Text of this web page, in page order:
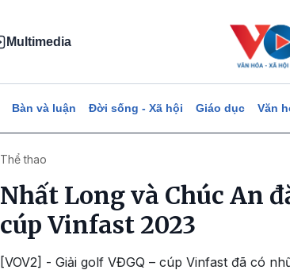
Multimedia
Bàn và luận Đời sống - Xã hội Giáo dục Văn
Thể thao
Nhất Long và Chúc An
cúp Vinfast 2023
[VOV2] - Giải golf VĐGQ – cúp Vinfast đã có